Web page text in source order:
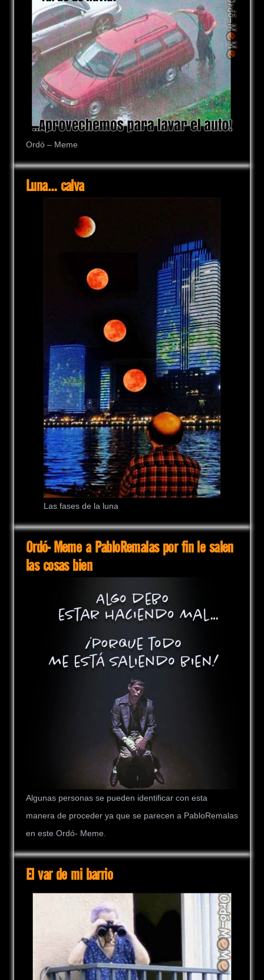
Ordó – Meme
Luna… calva
Las fases de la luna
Ordó- Meme a PabloRemalas por fin le salen
las cosas bien
Algunas personas se pueden identificar con esta
manera de proceder ya que se parecen a PabloRemalas
en este Ordó- Meme.
El var de mi barrio